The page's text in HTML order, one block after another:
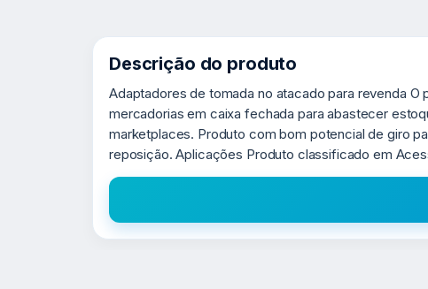
Descrição do produto
Adaptadores de tomada no atacado para revenda
mercadorias em caixa fechada para abastecer
marketplaces. Produto com bom potencial de giro
reposição. Aplicações Produto classificado em